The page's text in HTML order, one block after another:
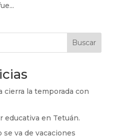
Buscar
cierra la temporada con
educativa en Tetuán.
va de vacaciones